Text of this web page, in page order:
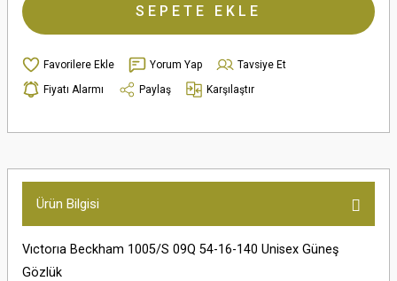
SEPETE EKLE
Yorum Yap
Tavsiye Et
Fiyatı Alarmı
Paylaş Karşılaştır
Ürün Bilgisi
Vıctorıa Beckham 1005/S 09Q 54-16-140 Unisex Güneş
Gözlük